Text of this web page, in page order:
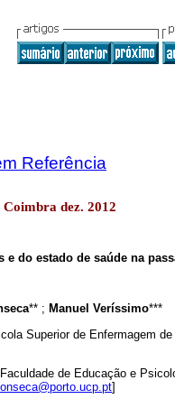
Referência
dez. 2012
e do estado de saúde na
** ; Manuel Veríssimo***
Superior de Enfermagem de
de Educação e
]